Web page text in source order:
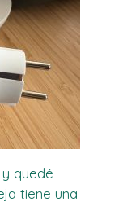
quedé
tiene una